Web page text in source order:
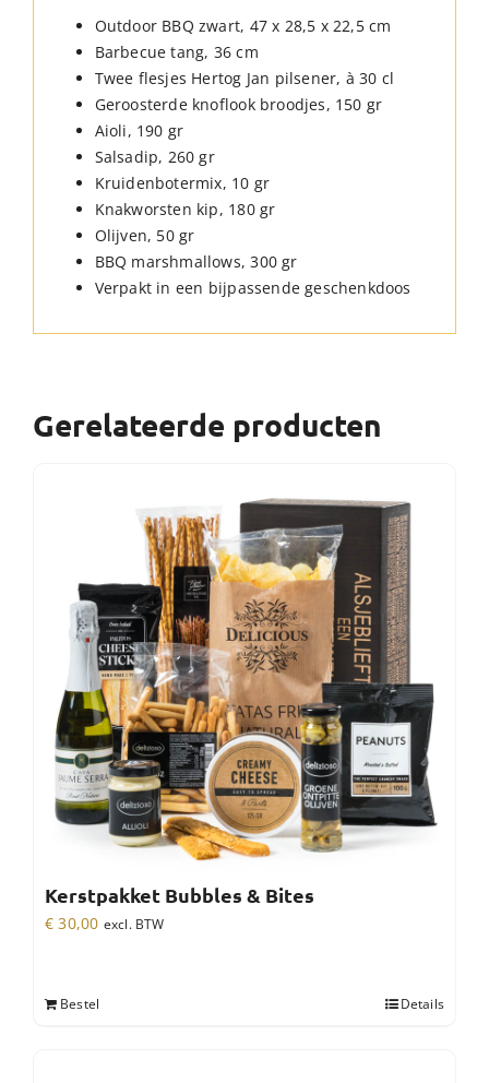
Outdoor BBQ zwart, 47 x 28,5 x 22,5 cm
Barbecue tang, 36 cm
Twee flesjes Hertog Jan pilsener, à 30 cl
Geroosterde knoflook broodjes, 150 gr
Aioli, 190 gr
Salsadip, 260 gr
Kruidenbotermix, 10 gr
Knakworsten kip, 180 gr
Olijven, 50 gr
BBQ marshmallows, 300 gr
Verpakt in een bijpassende geschenkdoos
Gerelateerde producten
Kerstpakket Bubbles & Bites
€ 30,00 excl. BTW
Bestel Details